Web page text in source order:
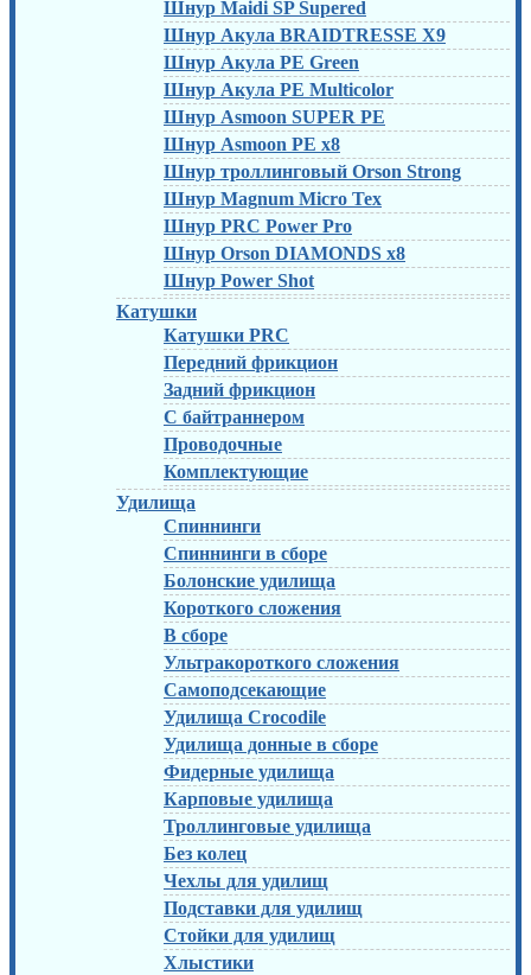
Шнур Maidi SP Supered
Шнур Акула BRAIDTRESSE X9
Шнур Акула PE Green
Шнур Акула PE Multicolor
Шнур Asmoon SUPER PE
Шнур Asmoon PE x8
Шнур троллинговый Orson Strong
Шнур Magnum Micro Tex
Шнур PRC Power Pro
Шнур Orson DIAMONDS x8
Шнур Power Shot
Катушки
Катушки PRC
Передний фрикцион
Задний фрикцион
С байтраннером
Проводочные
Комплектующие
Удилища
Спиннинги
Спиннинги в сборе
Болонские удилища
Короткого сложения
В сборе
Ультракороткого сложения
Самоподсекающие
Удилища Crocodile
Удилища донные в сборе
Фидерные удилища
Карповые удилища
Троллинговые удилища
Без колец
Чехлы для удилищ
Подставки для удилищ
Стойки для удилищ
Хлыстики